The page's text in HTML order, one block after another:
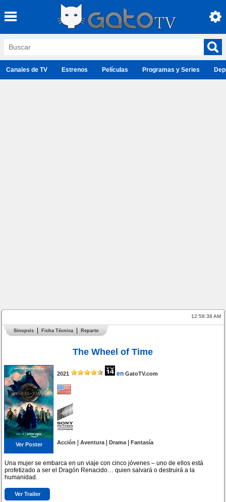
Canales de TV Estrenos Películas Programas y Series
12:58:38 AM
Sinopsis Ficha Técnica Reparto
The Wheel of Time
Ver Poster
2021 en GatoTV.com
Acción |Aventura|Drama|Fantasía
Una mujer se embarca en un viaje con cinco jóvenes – uno de ellos está
profetizado a ser el Dragón Renacido… quien salvará o destruirá a la
humanidad.
Ver Trailer